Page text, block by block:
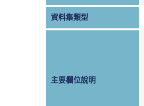
資料集類型
主要欄位說明